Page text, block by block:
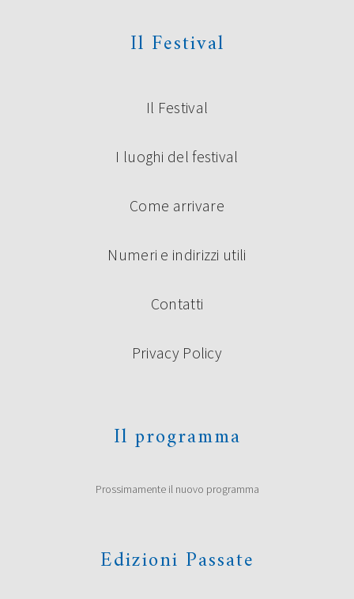
Il Festival
Il Festival
I luoghi del festival
Come arrivare
Numeri e indirizzi utili
Contatti
Privacy Policy
Il programma
Prossimamente il nuovo programma
Edizioni Passate